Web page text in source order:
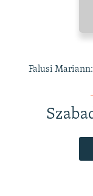
Falusi Mariann: